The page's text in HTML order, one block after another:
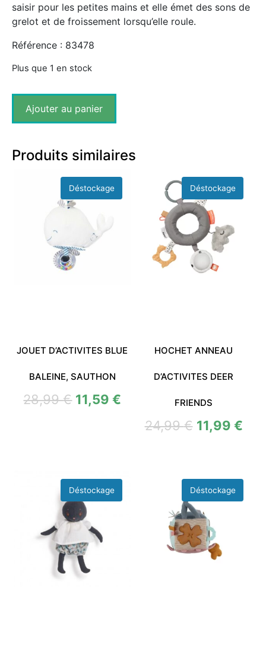
saisir pour les petites mains et elle émet des sons de
grelot et de froissement lorsqu’elle roule.
Référence : 83478
Plus que 1 en stock
Ajouter au panier
Produits similaires
JOUET D’ACTIVITES BLUE
BALEINE, SAUTHON
28,99€ 11,59€
HOCHET ANNEAU
D’ACTIVITES DEER
FRIENDS
24,99€ 11,99 €